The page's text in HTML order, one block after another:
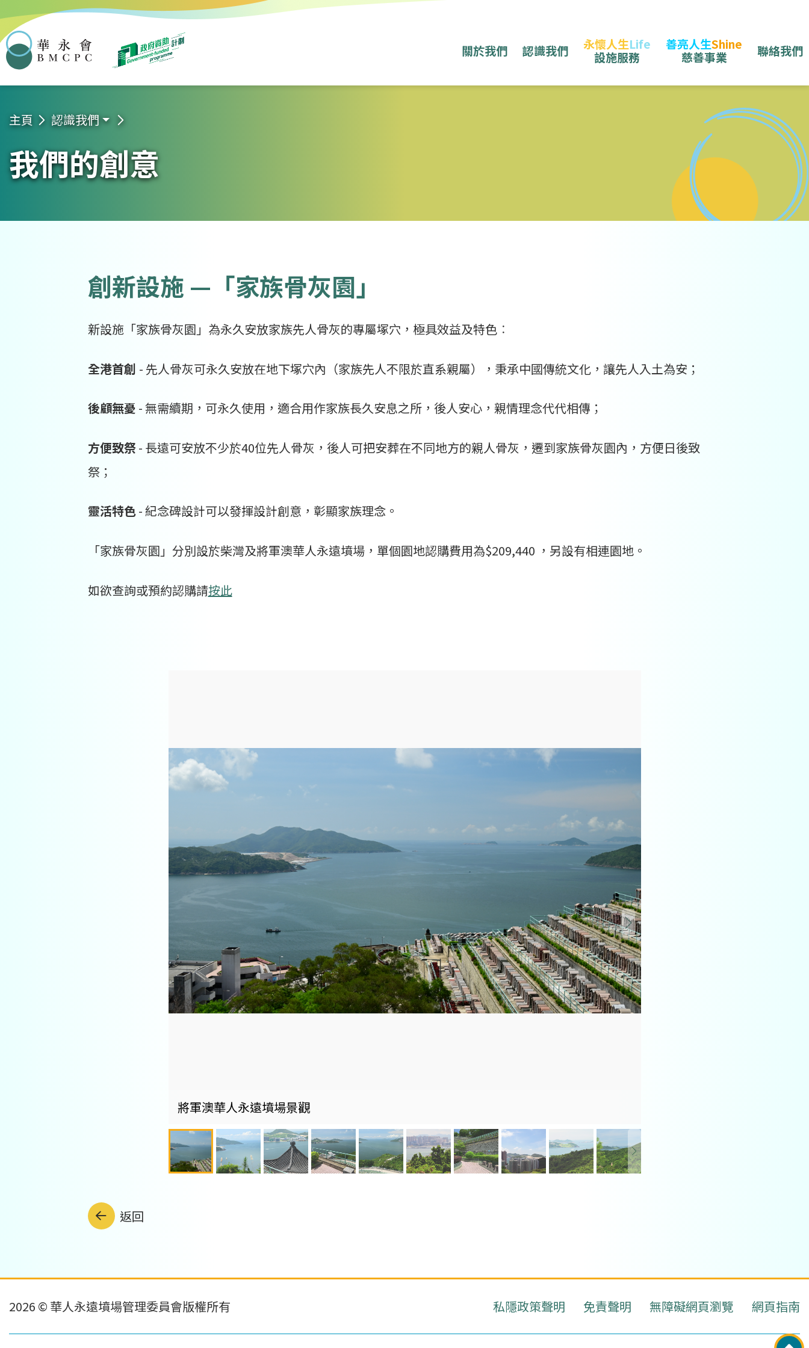
華永會
關於我們 認識我們 永懷人生Life
設施服務
善亮人生Shine
慈善事業
聯絡我們
主頁 認識我們
我們的創意
創新設施 —「家族骨灰園」
新設施「家族骨灰園」為永久安放家族先人骨灰的專屬塚穴，極具效益及特色︰
全港首創 - 先人骨灰可永久安放在地下塚穴內（家族先人不限於直系親屬），秉承中國傳統文化，讓先人入土為安；
後顧無憂 - 無需續期，可永久使用，適合用作家族長久安息之所，後人安心，親情理念代代相傳；
方便致祭- 長遠可安放不少於40位先人骨灰，後人可把安葬在不同地方的親人骨灰，遷到家族骨灰園內，方便日後致
祭；
靈活特色- 紀念碑設計可以發揮設計創意，彰顯家族理念。
「家族骨灰園」分別設於柴灣及將軍澳華人永遠墳場，單個園地認購費用為$209,440 ，另設有相連園地。
如欲查詢或預約認購請按此
將軍澳華人永遠墳場景觀
返回
2026 © 華人永遠墳場管理委員會版權所有 私隱政策聲明 免責聲明 無障礙網頁瀏覽 網頁指南